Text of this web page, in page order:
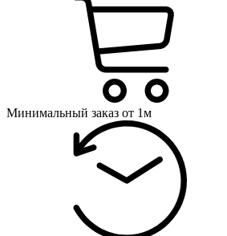
Минимальный заказ от 1м